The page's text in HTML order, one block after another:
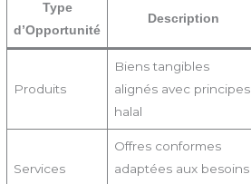
Type
d’Opportunité
Description
Produits
Biens tangibles
alignés avec principes
halal
Services
Offres conformes
adaptées aux besoins